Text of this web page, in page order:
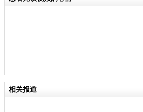
相关报道